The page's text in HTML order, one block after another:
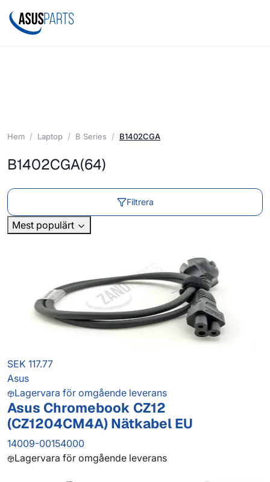
Hem Laptop B Series B1402CGA
B1402CGA(64)
Filtrera
Mest populärt
SEK 117.77
Asus
Lagervara för omgående leverans
Asus Chromebook CZ12
(CZ1204CM4A) Nätkabel EU
14009-00154000
Lagervara för omgående leverans